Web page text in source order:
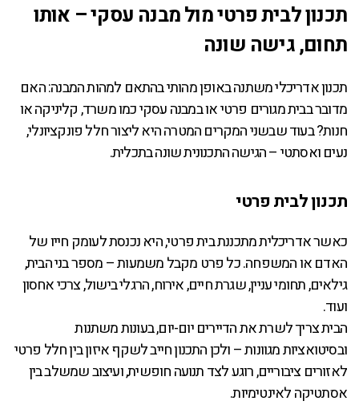
תכנון לבית פרטי מול מבנה עסקי – אותו
תחום, גישה שונה
תכנון אדריכלי משתנה באופן מהותי בהתאם למהות המבנה: האם
מדובר בבית מגורים פרטי או במבנה עסקי כמו משרד, קליניקה או
חנות? בעוד שבשני המקרים המטרה היא ליצור חלל פונקציונלי,
נעים ואסתטי – הגישה התכנונית שונה בתכלית.
תכנון לבית פרטי
כאשר אדריכלית מתכננת בית פרטי, היא נכנסת לעומק חייו של
האדם או המשפחה. כל פרט מקבל משמעות – מספר בני הבית,
גילאים, תחומי עניין, שגרת חיים, אירוח, הרגלי בישול, צרכי אחסון
ועוד.
הבית צריך לשרת את הדיירים יום-יום, בעונות משתנות
ובסיטואציות מגוונות – ולכן התכנון חייב לשקף איזון בין חלל פרטי
לאזורים ציבוריים, רוגע לצד תנועה חופשית, ועיצוב שמשלב בין
אסתטיקה לאינטימיות.